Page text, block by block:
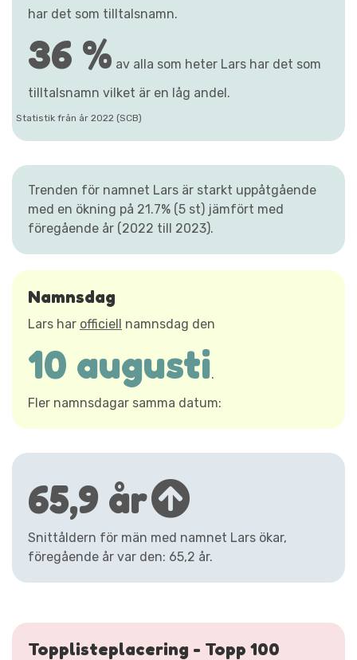
har det som tilltalsnamn.
36 % av alla som heter Lars har det som
tilltalsnamn vilket är en låg andel.
Statistik från år 2022 (SCB)
Trenden för namnet Lars är starkt uppåtgående
med en ökning på 21.7% (5 st) jämfört med
föregående år (2022 till 2023).
Namnsdag
Lars har officiell namnsdag den
10 augusti.
Fler namnsdagar samma datum:
65,9 år
Snittåldern för män med namnet Lars ökar,
föregående år var den: 65,2 år.
Topplisteplacering - Topp 100